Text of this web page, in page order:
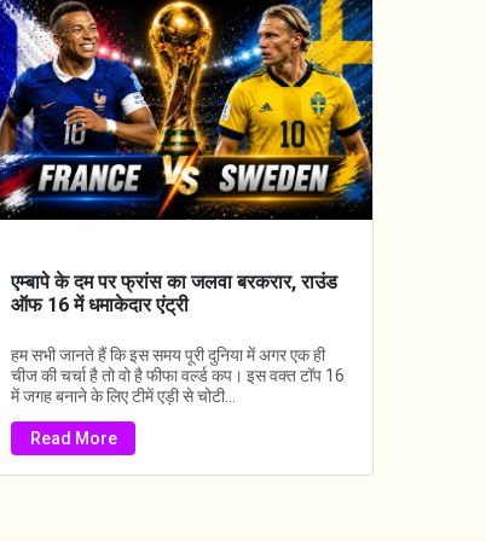
एम्बापे के दम पर फ्रांस का जलवा बरकरार, राउंड
ऑफ 16 में धमाकेदार एंट्री
हम सभी जानते हैं कि इस समय पूरी दुनिया में अगर एक ही
चीज की चर्चा है तो वो है फीफा वर्ल्ड कप। इस वक्त टॉप 16
में जगह बनाने के लिए टीमें एड़ी से चोटी...
Read More